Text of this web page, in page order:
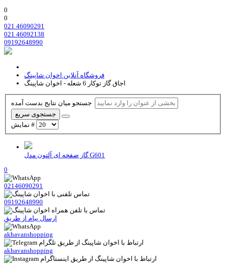
0
0
021 46090291
021 46092138
09192648990
فروشگاه آنلاین اخوان شاپینگ
اجاق گاز توکار 6 شعله - اخوان شاپینگ
جستجوی سریع
نمایش #
گاز صفحه ای آلتون مدل G601
0
02146090291
09192648990
ارسال پیام از طریق
akhavanshopping
akhavanshopping